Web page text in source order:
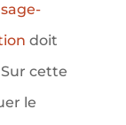
sage-
doit
Sur cette
le